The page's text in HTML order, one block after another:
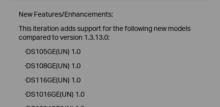
New Features/Enhancements:
This iteration adds support for the following new models
compared to version 1.3.13.0:
·DS105GE(UN) 1.0
·DS108GE(UN) 1.0
·DS116GE(UN) 1.0
·DS1016GE(UN) 1.0